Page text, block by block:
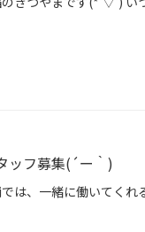
フ募集(´ー｀)